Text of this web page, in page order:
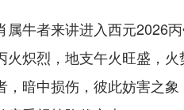
属牛者来讲进入西元2026
火炽烈，地支午火旺盛，
，暗中损伤，彼此妨害之